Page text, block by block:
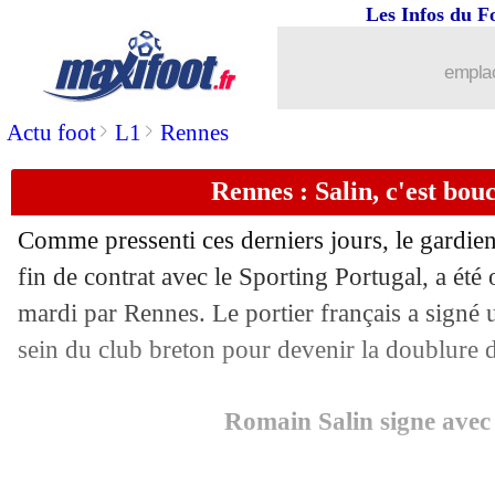
Actu foot> L1 > Rennes
Les Infos du
Rennes : Salin, c'est
Comme pressenti ces derniers jours, le
fin de contrat avec le Sporting Portugal, a été
mardi par Rennes. Le portier français a signé
sein du club breton pour devenir la doublure
Romain Salin signe avec
... brèves d'AUJOURD'HUI ( 8 août
... Liste des brèves du mer. 19 juin 2019
18/06 Atletico : Joao Felix attendu